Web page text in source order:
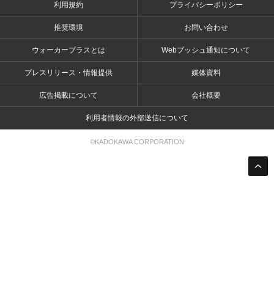
利用規約 プライバシーポリシー
推奨環境 お問い合わせ
ウォーカープラスとは Webプッシュ通知について
プレスリリース・情報提供 媒体資料
広告掲載について 会社概要
利用者情報の外部送信について
©KADOKAWA CORPORATION